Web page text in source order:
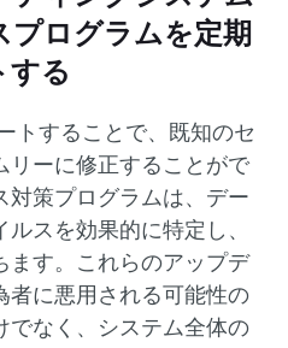
プログラムを定期
する
トすることで、既知のセ
リーに修正することがで
対策プログラムは、デー
スを効果的に特定し、
ます。これらのアップデ
者に悪用される可能性の
でなく、システム全体の